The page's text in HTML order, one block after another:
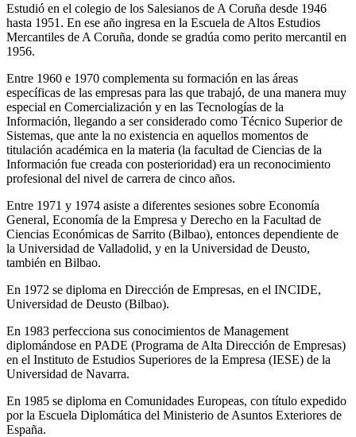
Estudió en el colegio de los Salesianos de A Coruña desde 1946
hasta 1951. En ese año ingresa en la Escuela de Altos Estudios
Mercantiles de A Coruña, donde se gradúa como perito mercantil en
1956.
Entre 1960 e 1970 complementa su formación en las áreas
específicas de las empresas para las que trabajó, de una manera muy
especial en Comercialización y en las Tecnologías de la
Información, llegando a ser considerado como Técnico Superior de
Sistemas, que ante la no existencia en aquellos momentos de
titulación académica en la materia (la facultad de Ciencias de la
Información fue creada con posterioridad) era un reconocimiento
profesional del nivel de carrera de cinco años.
Entre 1971 y 1974 asiste a diferentes sesiones sobre Economía
General, Economía de la Empresa y Derecho en la Facultad de
Ciencias Económicas de Sarrito (Bilbao), entonces dependiente de
la Universidad de Valladolid, y en la Universidad de Deusto,
también en Bilbao.
En 1972 se diploma en Dirección de Empresas, en el INCIDE,
Universidad de Deusto (Bilbao).
En 1983 perfecciona sus conocimientos de Management
diplomándose en PADE (Programa de Alta Dirección de Empresas)
en el Instituto de Estudios Superiores de la Empresa (IESE) de la
Universidad de Navarra.
En 1985 se diploma en Comunidades Europeas, con título expedido
por la Escuela Diplomática del Ministerio de Asuntos Exteriores de
España.